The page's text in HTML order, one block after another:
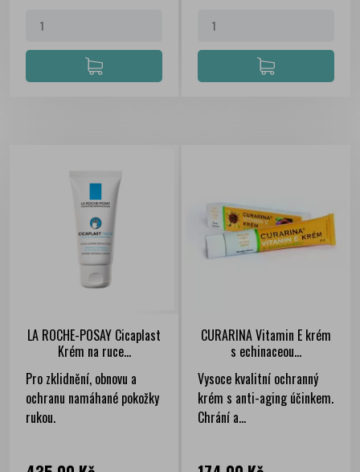
LA ROCHE-POSAY Cicaplast
Krém na ruce...
Pro zklidnění, obnovu a
ochranu namáhané pokožky
rukou.
CURARINA Vitamin E krém
s echinaceou...
Vysoce kvalitní ochranný
krém s anti-aging účinkem.
Chrání a...